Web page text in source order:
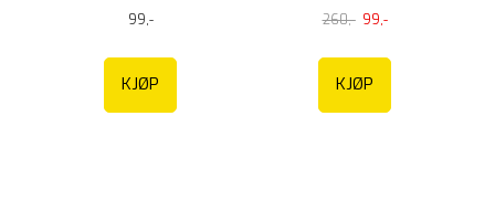
99,-
KJØP
260,- 99,-
KJØP